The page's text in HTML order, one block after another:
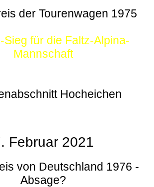
der Tourenwagen 1975
Sieg für die Faltz-Alpina-
Mannschaft
Hocheichen
Februar 2021
von Deutschland 1976 -
Absage?